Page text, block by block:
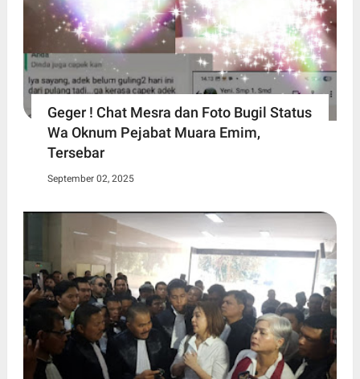
Geger ! Chat Mesra dan Foto Bugil Status
Wa Oknum Pejabat Muara Emim,
Tersebar
September 02, 2025